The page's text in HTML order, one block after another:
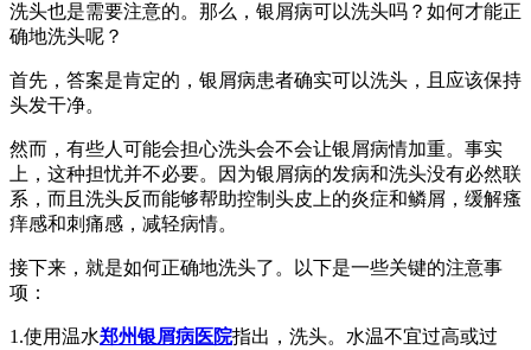
洗头也是需要注意的。那么，银屑病可以洗头吗？如何才能正
确地洗头呢？
首先，答案是肯定的，银屑病患者确实可以洗头，且应该保持
头发干净。
然而，有些人可能会担心洗头会不会让银屑病情加重。事实
上，这种担忧并不必要。因为银屑病的发病和洗头没有必然联
系，而且洗头反而能够帮助控制头皮上的炎症和鳞屑，缓解瘙
痒感和刺痛感，减轻病情。
接下来，就是如何正确地洗头了。以下是一些关键的注意事
项：
1.使用温水郑州银屑病医院指出，洗头。水温不宜过高或过